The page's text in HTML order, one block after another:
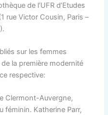
de l’UFR d’Etudes
rue Victor Cousin, Paris –
sur les femmes
la première modernité
respective:
Clermont-Auvergne,
féminin. Katherine Parr,